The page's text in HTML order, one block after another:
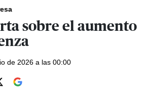
sobre el aumento
de 2026 a las 00:00